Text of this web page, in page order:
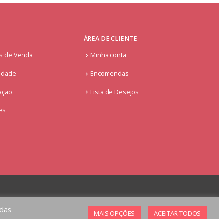
de Venda
ÁREA DE CLIENTE
Minha conta
Encomendas
Lista de Desejos
MAIS OPÇÕES ACEITAR TODOS